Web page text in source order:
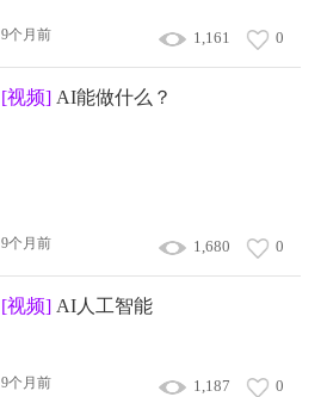
9个月前 1,161 0
[视频]AI能做什么？
9个月前 1,680 0
[视频]AI人工智能
9个月前 1,187 0